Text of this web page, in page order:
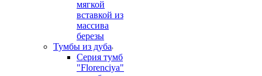
мягкой
вставкой из
массива
березы
Тумбы из дуба
Серия тумб
"Florenciya"